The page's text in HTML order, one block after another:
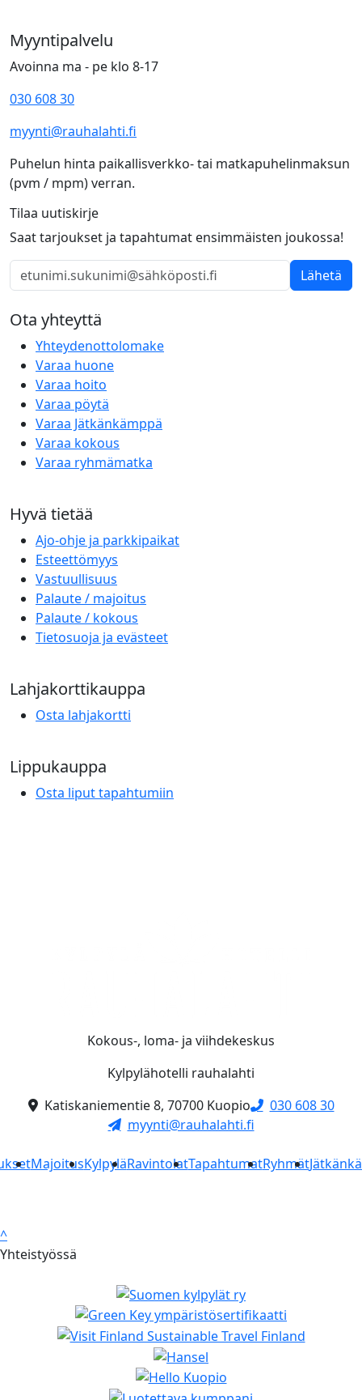
Myyntipalvelu
Avoinna ma - pe klo 8-17
030 608 30
myynti@rauhalahti.fi
Puhelun hinta paikallisverkko- tai matkapuhelinmaksun
(pvm / mpm) verran.
Tilaa uutiskirje
Saat tarjoukset ja tapahtumat ensimmäisten joukossa!
Lähetä
Ota yhteyttä
Yhteydenottolomake
Varaa huone
Varaa hoito
Varaa pöytä
Varaa Jätkänkämppä
Varaa kokous
Varaa ryhmämatka
Hyvä tietää
Ajo-ohje ja parkkipaikat
Esteettömyys
Vastuullisuus
Palaute / majoitus
Palaute / kokous
Tietosuoja ja evästeet
Lahjakorttikauppa
Osta lahjakortti
Lippukauppa
Osta liput tapahtumiin
Kokous-, loma- ja viihdekeskus
Kylpylähotelli rauhalahti
Katiskaniementie 8, 70700 Kuopio
030 608 30
myynti@rauhalahti.fi
MajoitusKylpyläRavintolatTapahtumatRyhmät
^
Yhteistyössä